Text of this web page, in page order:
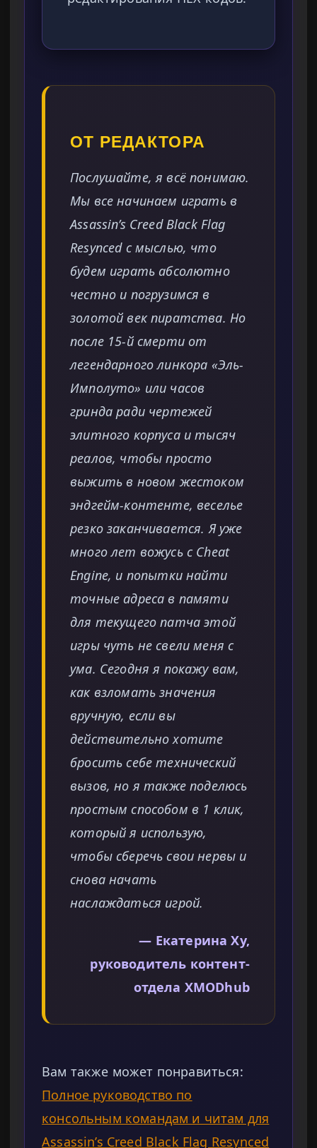
ОТ РЕДАКТОРА
Послушайте, я всё понимаю.
Мы все начинаем играть в
Assassin’s Creed Black Flag
Resynced с мыслью, что
будем играть абсолютно
честно и погрузимся в
золотой век пиратства. Но
после 15-й смерти от
легендарного линкора «Эль-
Имполуто» или часов
гринда ради чертежей
элитного корпуса и тысяч
реалов, чтобы просто
выжить в новом жестоком
эндгейм-контенте, веселье
резко заканчивается. Я уже
много лет вожусь с Cheat
Engine, и попытки найти
точные адреса в памяти
для текущего патча этой
игры чуть не свели меня с
ума. Сегодня я покажу вам,
как взломать значения
вручную, если вы
действительно хотите
бросить себе технический
вызов, но я также поделюсь
простым способом в 1 клик,
который я использую,
чтобы сберечь свои нервы и
снова начать
наслаждаться игрой.
— Екатерина Ху,
руководитель контент-
отдела XMODhub
Вам также может понравиться:
Полное руководство по
консольным командам и читам для
Assassin’s Creed Black Flag Resynced